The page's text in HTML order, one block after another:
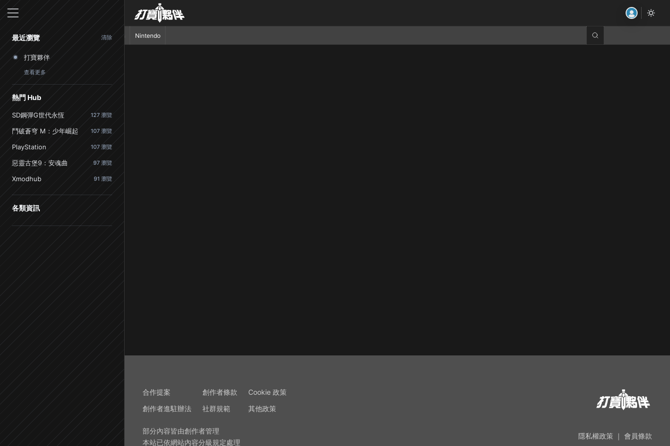
最近瀏覽 清除
打寶夥伴
查看更多
熱門 Hub
SD鋼彈G世代永恆 127 瀏覽
鬥破蒼穹 M：少年崛起 107 瀏覽
PlayStation 107 瀏覽
惡靈古堡9：安魂曲 97 瀏覽
Xmodhub 91 瀏覽
各類資訊
合作提案 創作者條款
Cookie 政策
創作者進駐辦法
社群規範 其他政策
部分內容皆由創作者管理
本站已依網站內容分級規定處理
隱私權政策 ｜ 會員條款
PlayStation Nintendo